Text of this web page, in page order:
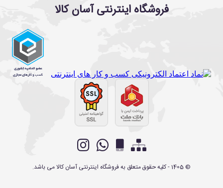
فروشگاه اینترنتی آسان کالا
©
1405- کلیه حقوق متعلق بهفروشگاه اینترنتی آسان کالامی باشد.